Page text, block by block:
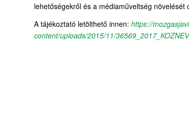
lehetőségekről és a médiaműveltség növelését
A tájékoztató letölthető innen: https://
content/uploads/2015/11/